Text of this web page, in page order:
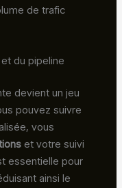
de trafic
du pipeline
devient un jeu
pouvez suivre
vous
et votre suivi
essentielle pour
ainsi le